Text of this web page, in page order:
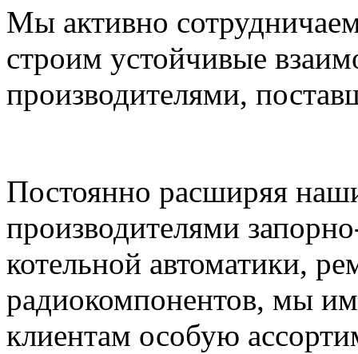
Мы активно
строим устойчивые
производителями,
Постоянно расширяя
производителями
котельной автоматики,
радиокомпонентов, мы
клиентам особую